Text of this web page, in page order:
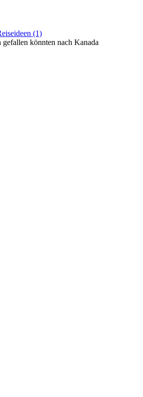
(1)
könnten nach Kanada